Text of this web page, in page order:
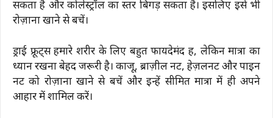
सकता है और कोलेस्ट्रॉल का स्तर बिगड़ सकता है। इसलिए इसे भी
रोज़ाना खाने से बचें।
ड्राई फ्रूट्स हमारे शरीर के लिए बहुत फायदेमंद हैं, लेकिन मात्रा का
ध्यान रखना बेहद जरूरी है। काजू, ब्राज़ील नट, हेज़लनट और पाइन
नट को रोज़ाना खाने से बचें और इन्हें सीमित मात्रा में ही अपने
आहार में शामिल करें।